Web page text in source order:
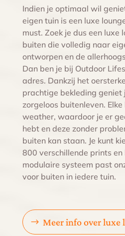
Indien je optimaal wil
eigen tuin is een luxe
must. Zoek je dus een luxe
buiten die volledig naar
ontworpen en de
Dan ben je bij Outdoor
adres. Dankzij het
prachtige bekleding geniet
zorgeloos buitenleven.
weather, waardoor je er
hebt en deze zonder
buiten kan staan. Je kunt
800 verschillende prints en
modulaire systeem past
voor buiten in iedere tuin.
Meer info over luxe